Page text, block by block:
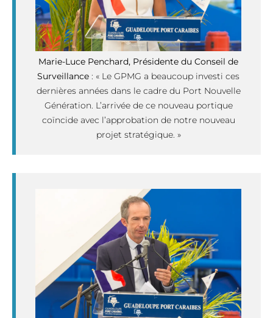
Marie-Luce Penchard, Présidente du Conseil de
Surveillance : « Le GPMG a beaucoup investi ces
dernières années dans le cadre du Port Nouvelle
Génération. L’arrivée de ce nouveau portique
coïncide avec l’approbation de notre nouveau
projet stratégique. »